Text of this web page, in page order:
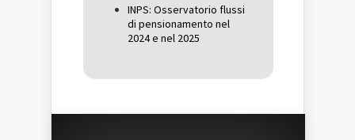
INPS: Osservatorio flussi
di pensionamento nel
2024 e nel 2025